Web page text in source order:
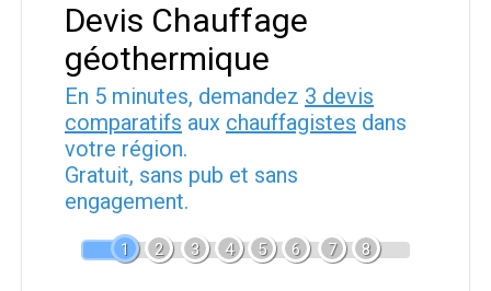
Devis Chauffage
géothermique
En 5 minutes, demandez 3 devis
comparatifs aux chauffagistes dans
votre région.
Gratuit, sans pub et sans
engagement.
1 2 3 4 5 6 7 8